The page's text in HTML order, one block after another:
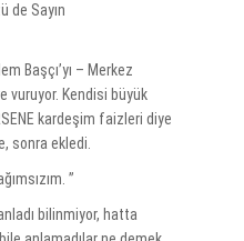
de Sayın
Başçı’yı – Merkez
vuruyor. Kendisi büyük
kardeşim faizleri diye
sonra ekledi.
”
bilinmiyor, hatta